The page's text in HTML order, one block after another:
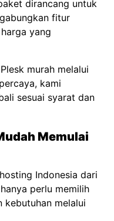
dirancang untuk
fitur
yang
murah melalui
kami
sesuai syarat dan
Memulai
Indonesia dari
perlu memilih
melalui